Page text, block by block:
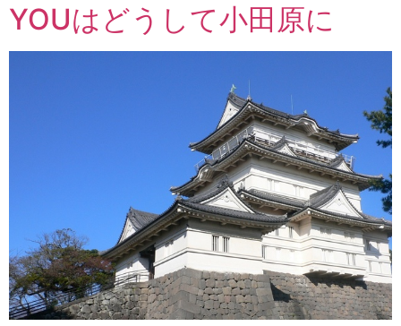
YOUはどうして小田原に